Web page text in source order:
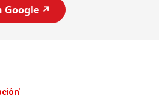
Google ↗️
Un fuerte terremoto de magnitud
7,1 se registró este martes 28 de